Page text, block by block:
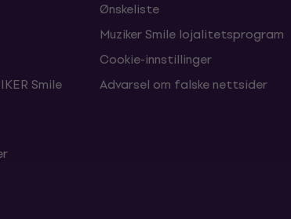
Smile
Ønskeliste
Muziker Smile lojalitetsprogram
Cookie-innstillinger
Advarsel om falske nettsider